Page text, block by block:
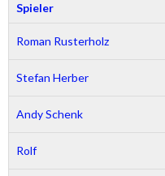
Spieler
Roman Rusterholz
Stefan Herber
Andy Schenk
Rolf